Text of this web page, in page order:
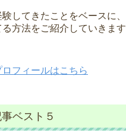
験してきたことをベースに
る方法をご紹介していきま
フィールはこちら
ベスト５